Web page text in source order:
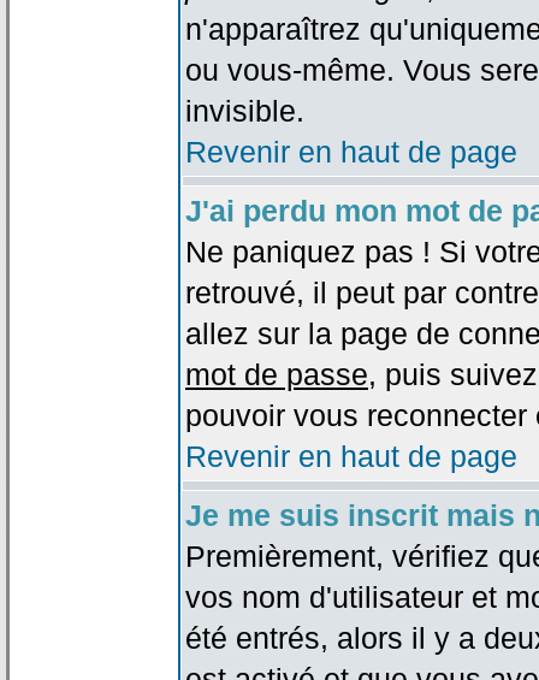
n'apparaîtrez
ou vous-même. Vous
invisible.
Revenir en haut de page
J'ai perdu mon mot de
Ne paniquez pas ! Si
retrouvé, il peut par
allez sur la page de
mot de passe, puis
pouvoir vous
Revenir en haut de page
Je me suis inscrit mais
Premièrement, vérifiez
vos nom d'utilisateur et
été entrés, alors il y a